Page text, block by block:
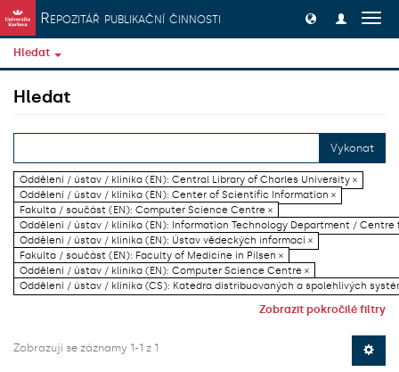
Přeskočit na obsah
Repozitář publikační činnosti
Hledat
Hledat
Vykonat
Oddělení / ústav / klinika (EN): Central Library of Charles University ×
Oddělení / ústav / klinika (EN): Center of Scientific Information ×
Fakulta / součást (EN): Computer Science Centre ×
Oddělení / ústav / klinika (EN): Information Technology Department / Centre
Oddělení / ústav / klinika (EN): Ústav vědeckých informací ×
Fakulta / součást (EN): Faculty of Medicine in Pilsen ×
Oddělení / ústav / klinika (EN): Computer Science Centre ×
Oddělení / ústav / klinika (CS): Katedra distribuovaných a spolehlivých
Zobrazit pokročilé filtry
Zobrazují se záznamy 1-1 z 1